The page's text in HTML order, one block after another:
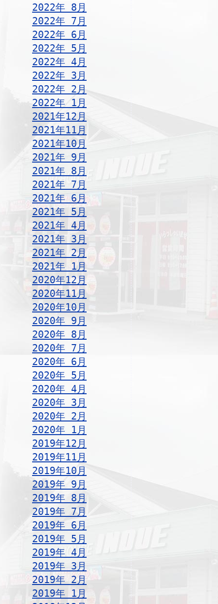
2022年 8月
2022年 7月
2022年 6月
2022年 5月
2022年 4月
2022年 3月
2022年 2月
2022年 1月
2021年12月
2021年11月
2021年10月
2021年 9月
2021年 8月
2021年 7月
2021年 6月
2021年 5月
2021年 4月
2021年 3月
2021年 2月
2021年 1月
2020年12月
2020年11月
2020年10月
2020年 9月
2020年 8月
2020年 7月
2020年 6月
2020年 5月
2020年 4月
2020年 3月
2020年 2月
2020年 1月
2019年12月
2019年11月
2019年10月
2019年 9月
2019年 8月
2019年 7月
2019年 6月
2019年 5月
2019年 4月
2019年 3月
2019年 2月
2019年 1月